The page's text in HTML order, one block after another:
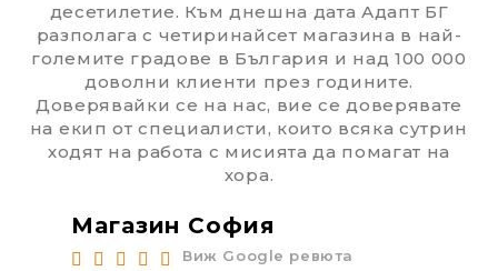
десетилетие. Към днешна дата Адапт БГ
разполага с четиринайсет магазина в най-
големите градове в България и над 100 000
доволни клиенти през годините.
Доверявайки се на нас, вие се доверявате
на екип от специалисти, които всяка сутрин
ходят на работа с мисията да помагат на
хора.
Магазин София
Виж Google ревюта